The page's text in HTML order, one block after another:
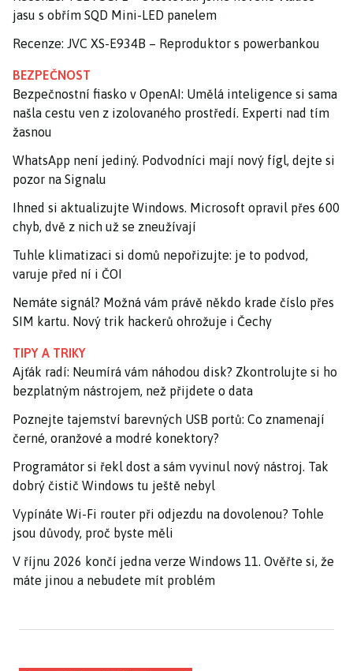
jasu s obřím SQD Mini-LED panelem
Recenze: JVC XS-E934B – Reproduktor s powerbankou
BEZPEČNOST
Bezpečnostní fiasko v OpenAI: Umělá inteligence si sama
našla cestu ven z izolovaného prostředí. Experti nad tím
žasnou
WhatsApp není jediný. Podvodníci mají nový fígl, dejte si
pozor na Signalu
Ihned si aktualizujte Windows. Microsoft opravil přes 600
chyb, dvě z nich už se zneužívají
Tuhle klimatizaci si domů nepořizujte: je to podvod,
varuje před ní i ČOI
Nemáte signál? Možná vám právě někdo krade číslo přes
SIM kartu. Nový trik hackerů ohrožuje i Čechy
TIPY A TRIKY
Ajťák radí: Neumírá vám náhodou disk? Zkontrolujte si ho
bezplatným nástrojem, než přijdete o data
Poznejte tajemství barevných USB portů: Co znamenají
černé, oranžové a modré konektory?
Programátor si řekl dost a sám vyvinul nový nástroj. Tak
dobrý čistič Windows tu ještě nebyl
Vypínáte Wi-Fi router při odjezdu na dovolenou? Tohle
jsou důvody, proč byste měli
V říjnu 2026 končí jedna verze Windows 11. Ověřte si, že
máte jinou a nebudete mít problém